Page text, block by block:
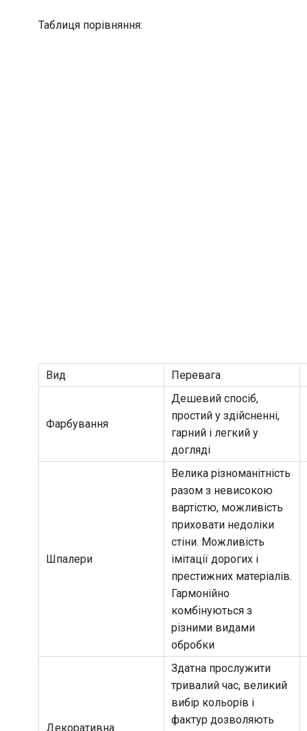
Таблиця порівняння:
Вид Перевага
Фарбування
Дешевий спосіб,
простий у здійсненні,
гарний і легкий у
догляді
Шпалери
Велика різноманітність
разом з невисокою
вартістю, можливість
приховати недоліки
стіни. Можливість
імітації дорогих і
престижних матеріалів.
Гармонійно
комбінуються з
різними видами
обробки
Декоративна
Здатна прослужити
тривалий час, великий
вибір кольорів і
фактур дозволяють